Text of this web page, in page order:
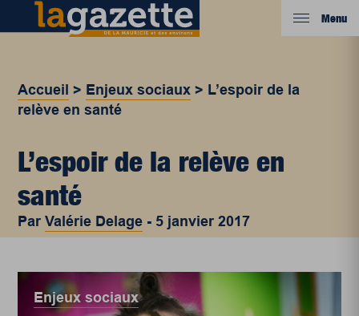
Menu
Accueil > Enjeux sociaux > L’espoir de la
relève en santé
L’espoir de la relève en
santé
ParValérie Delage - 5 janvier 2017
Enjeux sociaux